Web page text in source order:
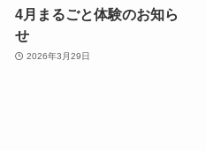
4月まるごと体験のお知ら
せ
2026年3月29日